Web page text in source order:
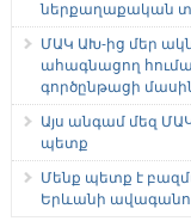
ներքաղաքական
ՄԱԿ ԱԽ-ից մեր
ահագնացող
գործընթացի
Այս անգամ մեզ
պետք
Մենք պետք է
Երևանի